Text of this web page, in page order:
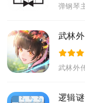
武林
逻辑